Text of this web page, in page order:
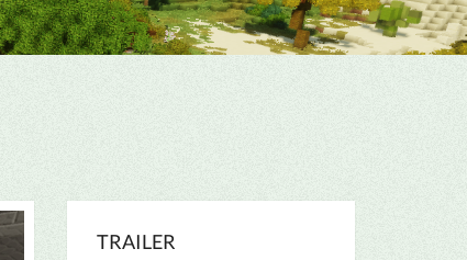
TRAILER